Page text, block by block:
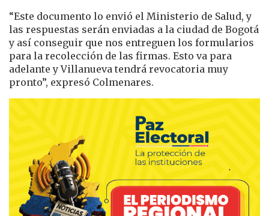
“Este documento lo envió el Ministerio de Salud, y
las respuestas serán enviadas a la ciudad de Bogotá
y así conseguir que nos entreguen los formularios
para la recolección de las firmas. Esto va para
adelante y Villanueva tendrá revocatoria muy
pronto”, expresó Colmenares.